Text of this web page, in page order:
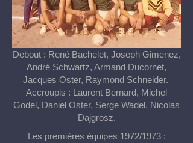
Debout : René Bachelet, Joseph Gimenez,
André Schwartz, Armand Ducornet,
Jacques Oster, Raymond Schneider.
Accroupis : Laurent Bernard, Michel
Godel, Daniel Oster, Serge Wadel, Nicolas
Dajgrosz.
Les premières équipes 1972/1973 :